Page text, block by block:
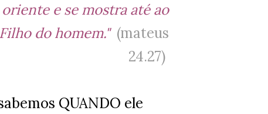
e se mostra até ao
do homem." (mateus
24.27)
QUANDO ele